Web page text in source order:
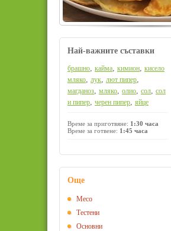
Най-важните съставки
брашно, кайма, кимион, кисело
мляко, лук, лют пипер,
магданоз, мляко, олио, сол, сол
и пипер, черен пипер, яйце
Време за приготвяне: 1:30 часа
Време за готвене: 1:45 часа
Още
Месо
Тестени
Основни